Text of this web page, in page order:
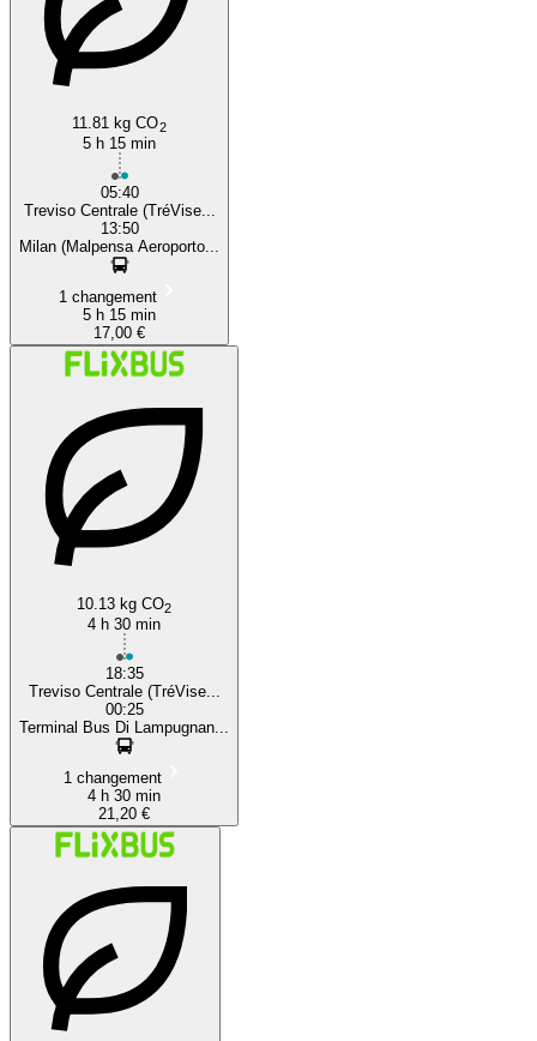
11.81 kg CO2
5 h 15 min
05:40
Treviso Centrale (TréVise...
13:50
Milan (Malpensa Aeroporto...
1 changement
5 h 15 min
17,00 €
10.13 kg CO2
4 h 30 min
18:35
Treviso Centrale (TréVise...
00:25
Terminal Bus Di Lampugnan...
1 changement
4 h 30 min
21,20 €